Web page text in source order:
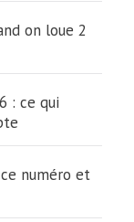
on loue 2
: ce qui
numéro et